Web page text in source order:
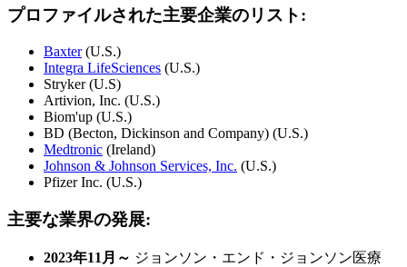
プロファイルされた主要企業のリスト:
Baxter(U.S.)
Integra LifeSciences (U.S.)
Stryker (U.S)
Artivion, Inc. (U.S.)
Biom'up (U.S.)
BD (Becton, Dickinson and Company) (U.S.)
Medtronic (Ireland)
Johnson & Johnson Services, Inc. (U.S.)
Pfizer Inc. (U.S.)
主要な業界の発展:
2023年11月～ ジョンソン・エンド・ジョンソン医療